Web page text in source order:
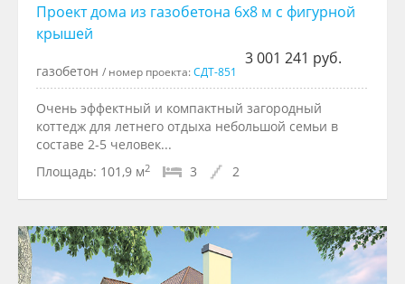
Проект дома из газобетона 6x8 м с фигурной
крышей
3 001 241 руб.
газобетон / номер проекта:СДТ-851
Очень эффектный и компактный загородный
коттедж для летнего отдыха небольшой семьи в
составе 2-5 человек...
Площадь: 101,9 м2 3 2